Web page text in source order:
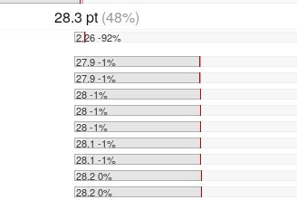
28.3 pt(48%)
2.26 -92%
27.9 -1%
27.9 -1%
28 -1%
28 -1%
28 -1%
28.1 -1%
28.1 -1%
28.2 0%
28.2 0%